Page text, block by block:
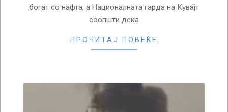
богат со нафта, а Националната гарда на Кувајт
соопшти дека
ПРОЧИТАЈ ПОВЕЌЕ